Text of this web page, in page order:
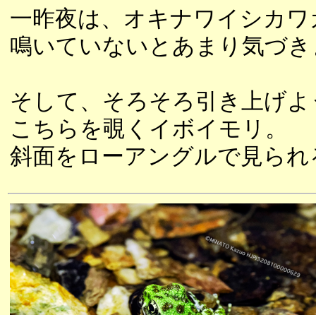
一昨夜は、オキナワイシカ
鳴いていないとあまり気づ
そして、そろそろ引き上げ
こちらを覗くイボイモリ。
斜面をローアングルで見ら